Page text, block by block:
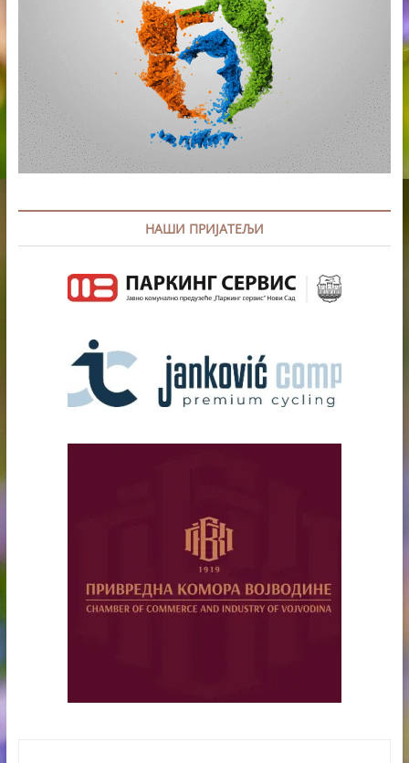
НАШИ ПРИЈАТЕЉИ